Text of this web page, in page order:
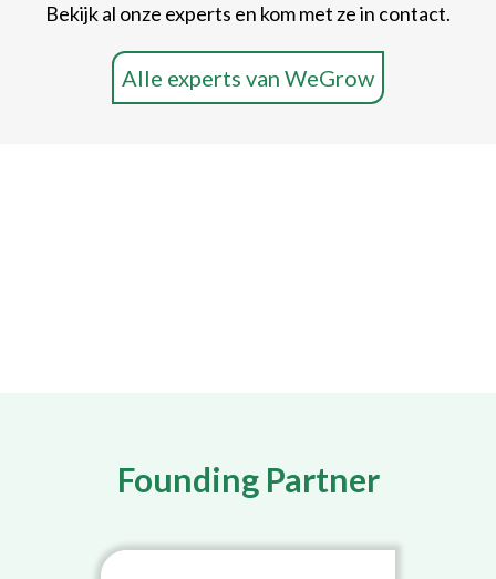
Bekijk al onze experts en kom met ze in contact.
Alle experts van WeGrow
Founding Partner